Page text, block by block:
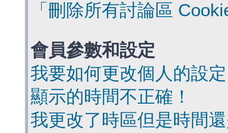
「刪除所有討論區
會員參數和設定
我要如何更改個人的設
顯示的時間不正確！
我更改了時區但是時間